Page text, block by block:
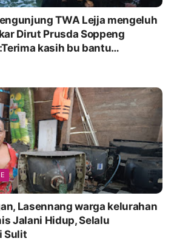
TWA Lejja mengeluh
Dirut Prusda Soppeng
kasih bu bantu
Lasennang warga kelurahan
Jalani Hidup, Selalu
Sulit